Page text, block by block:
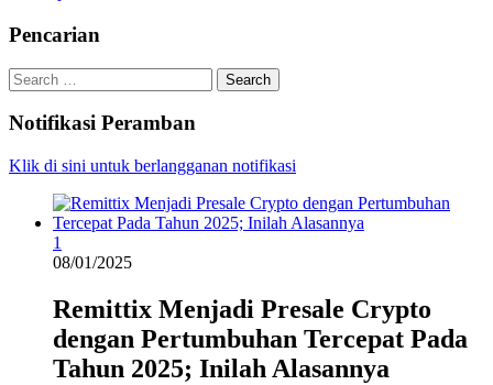
Pencarian
Search
for:
Notifikasi Peramban
Klik di sini untuk berlangganan notifikasi
1
08/01/2025
Remittix Menjadi Presale Crypto
dengan Pertumbuhan Tercepat Pada
Tahun 2025; Inilah Alasannya